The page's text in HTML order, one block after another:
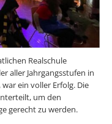
Realschule
aller Jahrgangsstufen in
ein voller Erfolg. Die
um den
gerecht zu werden.